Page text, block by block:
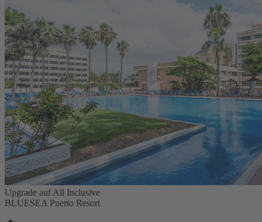
Upgrade auf All Inclusive
BLUESEA Puerto Resort